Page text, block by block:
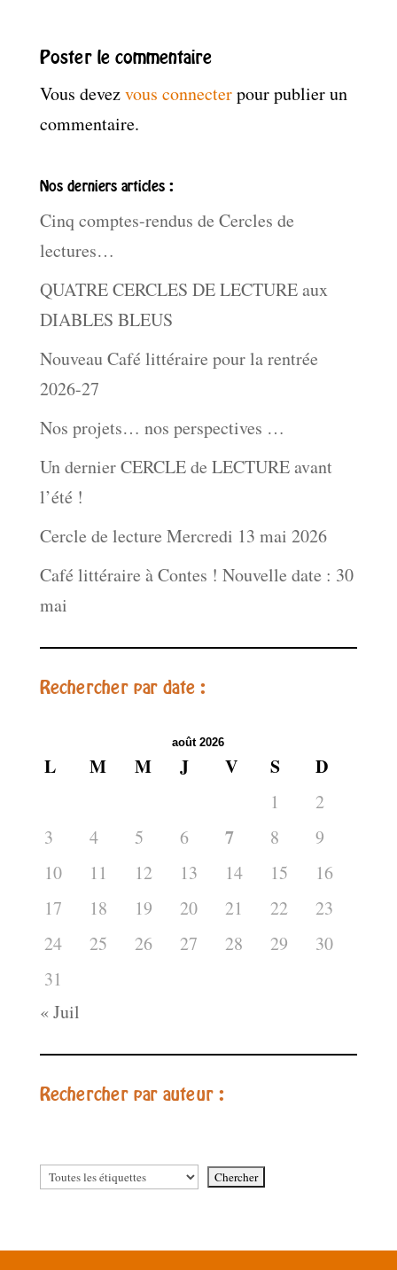
Poster le commentaire
Vous devezvous connecterpour publier un
commentaire.
Nos derniers articles :
Cinq comptes-rendus de Cercles de
lectures…
QUATRE CERCLES DE LECTURE aux
DIABLES BLEUS
Nouveau Café littéraire pour la rentrée
2026-27
Nos projets… nos perspectives …
Un dernier CERCLE de LECTURE avant
l’été !
Cercle de lecture Mercredi 13 mai 2026
Café littéraire à Contes ! Nouvelle date : 30
mai
Rechercher par date :
août 2026
L M M J V S D
1
2
3
4 5 6 7 8
9
10
11 12 13 14 15
16
17
18 19 20 21 22
23
24
25 26 27 28 29
30
31
« Juil
Rechercher par auteur :